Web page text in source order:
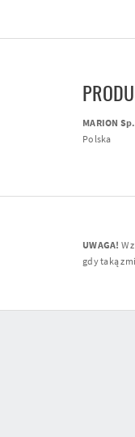
MARION
Polska
UWAGA! W
gdy taką